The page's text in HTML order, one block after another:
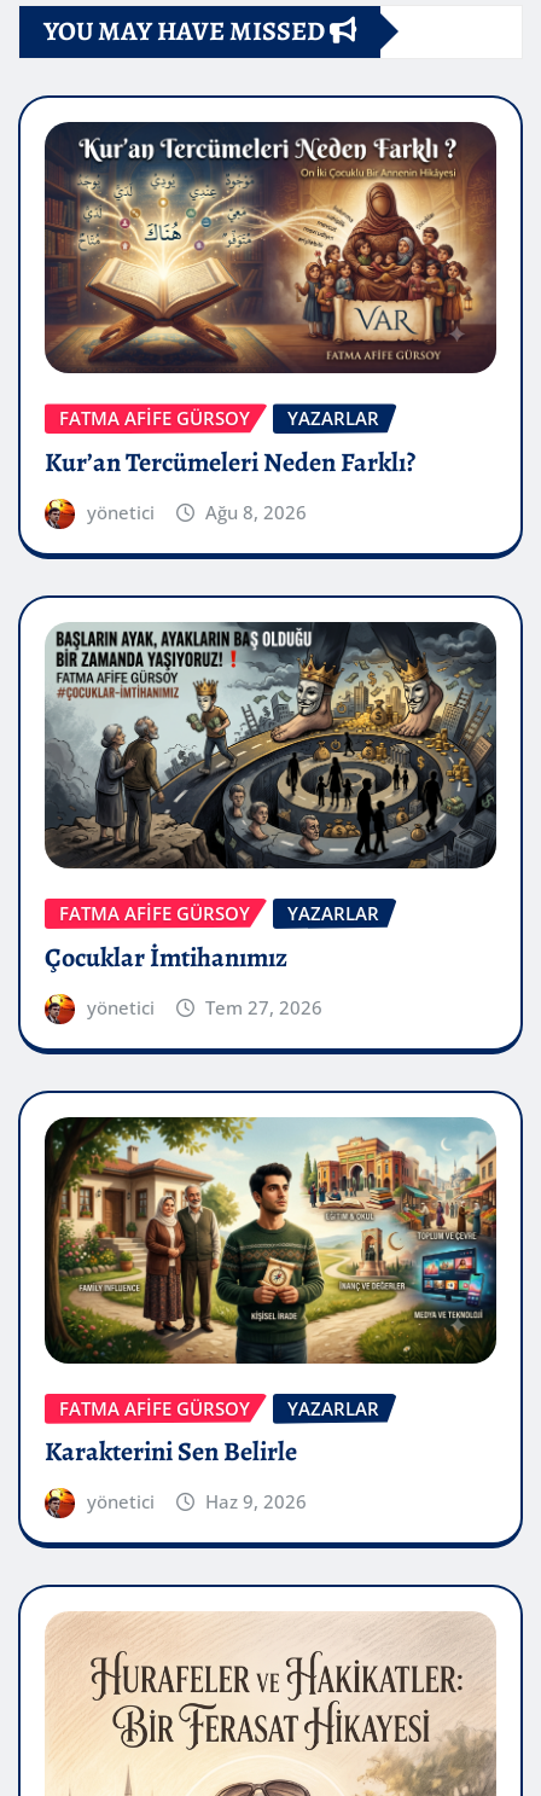
YOU MAY HAVE MISSED
FATMA AFİFE GÜRSOY YAZARLAR
Kur’an Tercümeleri Neden Farklı?
yönetici Ağu 8, 2026
FATMA AFİFE GÜRSOY YAZARLAR
Çocuklar İmtihanımız
yönetici Tem 27, 2026
FATMA AFİFE GÜRSOY YAZARLAR
Karakterini Sen Belirle
yönetici Haz 9, 2026